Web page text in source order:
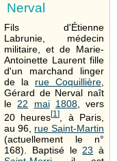
Nerval
Fils d'Étienne
Labrunie, médecin
militaire, et de Marie-
Antoinette Laurent fille
d'un marchand linger
de la rue Coquillière
Gérard de Nerval naît
le 22 mai 1808, vers
20 heures[1]
, à Paris,
au 96, rue Saint-Martin
(actuellement le n°
168). Baptisé le 23 à